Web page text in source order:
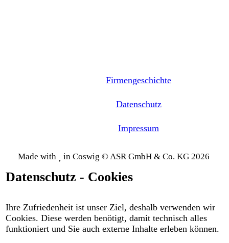
Firmengeschichte
Datenschutz
Impressum
Made with in Coswig © ASR GmbH & Co. KG 2026
Datenschutz - Cookies
Ihre Zufriedenheit ist unser Ziel, deshalb verwenden wir
Cookies. Diese werden benötigt, damit technisch alles
funktioniert und Sie auch externe Inhalte erleben können.